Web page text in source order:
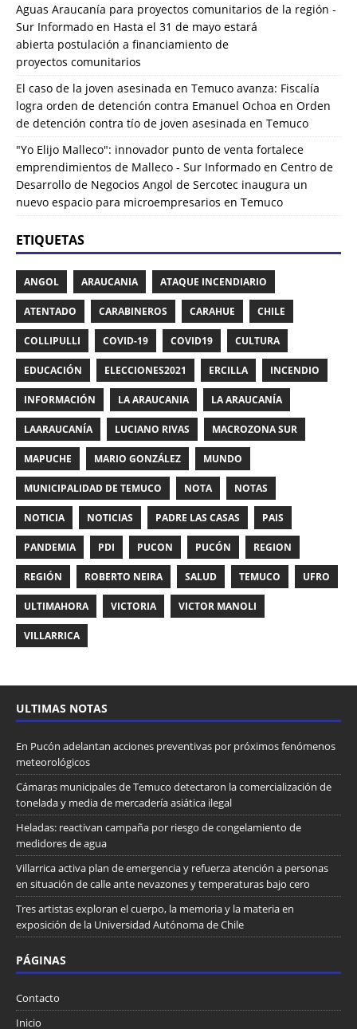
Aguas Araucanía para proyectos comunitarios de la región -
Sur Informado en Hasta el 31 de mayo estará
abierta postulación a financiamiento de
proyectos comunitarios
El caso de la joven asesinada en Temuco avanza: Fiscalía
logra orden de detención contra Emanuel Ochoa en Orden
de detención contra tío de joven asesinada en Temuco
"Yo Elijo Malleco": innovador punto de venta fortalece
emprendimientos de Malleco - Sur Informado en Centro de
Desarrollo de Negocios Angol de Sercotec inaugura un
nuevo espacio para microempresarios en Temuco
ETIQUETAS
ANGOL ARAUCANIA ATAQUE INCENDIARIO
ATENTADO CARABINEROS CARAHUE CHILE
COLLIPULLI COVID-19 COVID19 CULTURA
EDUCACIÓN ELECCIONES2021 ERCILLA INCENDIO
INFORMACIÓN LA ARAUCANIA LA ARAUCANÍA
LAARAUCANÍA LUCIANO RIVAS MACROZONA SUR
MAPUCHE MARIO GONZÁLEZ MUNDO
MUNICIPALIDAD DE TEMUCO NOTA NOTAS
NOTICIA NOTICIAS PADRE LAS CASAS PAIS
PANDEMIA PDI PUCON PUCÓN REGION
REGIÓN ROBERTO NEIRA SALUD TEMUCO UFRO
ULTIMAHORA VICTORIA VICTOR MANOLI
VILLARRICA
ULTIMAS NOTAS
En Pucón adelantan acciones preventivas por próximos fenómenos
meteorológicos
Cámaras municipales de Temuco detectaron la comercialización de
tonelada y media de mercadería asiática ilegal
Heladas: reactivan campaña por riesgo de congelamiento de
medidores de agua
Villarrica activa plan de emergencia y refuerza atención a personas
en situación de calle ante nevazones y temperaturas bajo cero
Tres artistas exploran el cuerpo, la memoria y la materia en
exposición de la Universidad Autónoma de Chile
PÁGINAS
Contacto
Inicio